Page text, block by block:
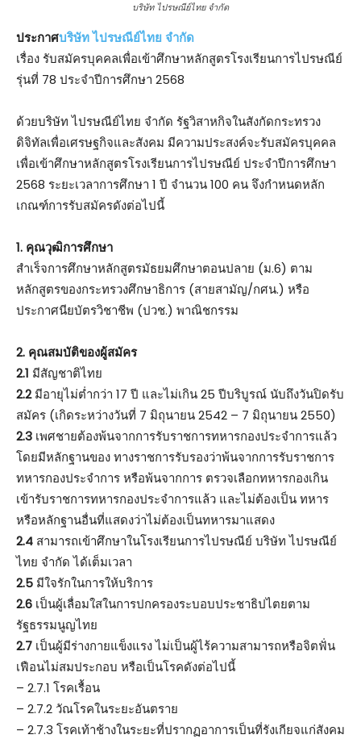
บริษัท ไปรษณีย์ไทย จำกัด
ประกาศบริษัท ไปรษณีย์ไทย จํากัด
เรื่อง รับสมัครบุคคลเพื่อเข้าศึกษาหลักสูตรโรงเรียนการไปรษณีย์
รุ่นที่ 78 ประจําปีการศึกษา 2568
ด้วยบริษัท ไปรษณีย์ไทย จํากัด รัฐวิสาหกิจในสังกัดกระทรวง
ดิจิทัลเพื่อเศรษฐกิจและสังคม มีความประสงค์จะรับสมัครบุคคล
เพื่อเข้าศึกษาหลักสูตรโรงเรียนการไปรษณีย์ ประจําปีการศึกษา
2568 ระยะเวลาการศึกษา 1 ปี จํานวน 100 คน จึงกําหนดหลัก
เกณฑ์การรับสมัครดังต่อไปนี้
1. คุณวุฒิการศึกษา
สําเร็จการศึกษาหลักสูตรมัธยมศึกษาตอนปลาย (ม.6) ตาม
หลักสูตรของกระทรวงศึกษาธิการ (สายสามัญ/กศน.) หรือ
ประกาศนียบัตรวิชาชีพ (ปวช.) พาณิชกรรม
2. คุณสมบัติของผู้สมัคร
2.1 มีสัญชาติไทย
2.2มีอายุไม่ต่ำกว่า 17 ปี และไม่เกิน 25 ปีบริบูรณ์ นับถึงวันปิดรับ
สมัคร (เกิดระหว่างวันที่ 7 มิถุนายน 2542 – 7 มิถุนายน 2550)
2.3 เพศชายต้องพ้นจากการรับราชการทหารกองประจําการแล้ว
โดยมีหลักฐานของ ทางราชการรับรองว่าพ้นจากการรับราชการ
ทหารกองประจําการ หรือพ้นจากการ ตรวจเลือกทหารกองเกิน
เข้ารับราชการทหารกองประจําการแล้ว และไม่ต้องเป็น ทหาร
หรือหลักฐานอื่นที่แสดงว่าไม่ต้องเป็นทหารมาแสดง
2.4 สามารถเข้าศึกษาในโรงเรียนการไปรษณีย์ บริษัท ไปรษณีย์
ไทย จํากัด ได้เต็มเวลา
2.5 มีใจรักในการให้บริการ
2.6 เป็นผู้เลื่อมใสในการปกครองระบอบประชาธิปไตยตาม
รัฐธรรมนูญไทย
2.7 เป็นผู้มีร่างกายแข็งแรง ไม่เป็นผู้ไร้ความสามารถหรือจิตฟั่น
เฟือนไม่สมประกอบ หรือเป็นโรคดังต่อไปนี้
– 2.7.1 โรคเรื้อน
– 2.7.2 วัณโรคในระยะอันตราย
– 2.7.3 โรคเท้าช้างในระยะที่ปรากฏอาการเป็นที่รังเกียจแก่สังคม